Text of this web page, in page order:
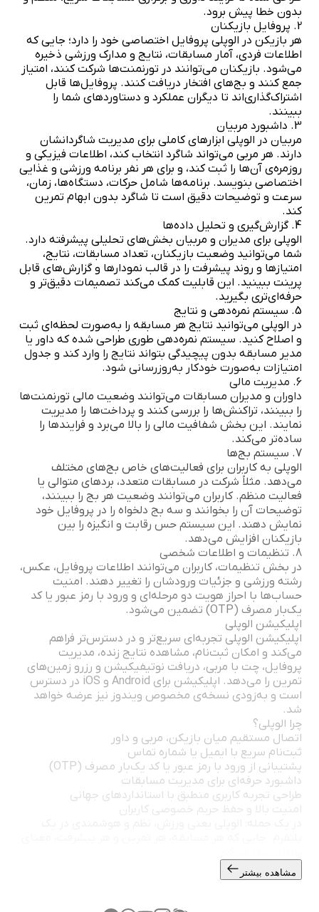
بدون خطا پیش برود.
2. پروفایل بازیکنان
هر بازیکن در الوپلی پروفایل اختصاصی خود را دارد؛ جایی که
اطلاعات فردی، آمار مسابقات، نتایج و مدارک ورزشی ذخیره
می‌شود. بازیکنان می‌توانند در تورنمنت‌ها شرکت کنند، امتیاز
جمع کنند و بج‌های افتخار دریافت کنند. پروفایل‌ها قابل
اشتراک‌گذاری‌اند تا دیگران عملکرد و دستاوردهای شما را
ببینند.
3. داشبورد مربیان
مربیان در الوپلی ابزارهای کاملی برای مدیریت شاگردانشان
دارند. هر مربی می‌تواند شاگرد انتخاب کند، اطلاعات فیزیکی و
روزمره‌ی آن‌ها را ثبت کند، و برای هر نفر برنامه ورزشی و غذایی
اختصاصی بنویسد. برنامه‌ها شامل حرکات، دستگاه‌ها، زمان،
سرعت و توضیحات دقیق است تا شاگرد بدون ابهام تمرین
کند.
4. گزارش‌گیری و تحلیل داده‌ها
الوپلی برای مدیران و مربیان بخش‌های تحلیلی پیشرفته دارد.
شما می‌توانید وضعیت بازیکنان، تعداد مسابقات، نتایج،
امتیازها و روند پیشرفت را در قالب نمودارها و گزارش‌های قابل
پرینت ببینید. این قابلیت کمک می‌کند تصمیمات دقیق‌تر و
حرفه‌ای‌تری بگیرید.
5. سیستم نمره‌دهی و نتایج
در الوپلی می‌توانید نتایج هر مسابقه را به‌صورت لحظه‌ای ثبت
و اصلاح کنید. سیستم نمره‌دهی طوری طراحی شده که داور یا
مدیر مسابقه بدون پیچیدگی بتواند نتایج را وارد کند و جدول
امتیازات به‌صورت خودکار به‌روزرسانی شود.
6. مدیریت مالی
داوران و مدیران مسابقات می‌توانند وضعیت مالی تورنمنت‌ها
را ببینند، تراکنش‌ها را بررسی کنند و پرداخت‌ها را مدیریت
نمایند. این بخش شفافیت مالی را بالا می‌برد و فرایندها را
ساده‌تر می‌کند.
7. سیستم بج‌ها
الوپلی به کاربران برای فعالیت‌های خاص بج‌های مختلف
می‌دهد. مثلاً شرکت در مسابقات متعدد، بردهای متوالی یا
فعالیت منظم. کاربران می‌توانند وضعیت هر بج را ببینند،
توضیحات آن را بخوانند و سه بج دلخواه را در پروفایل خود
نمایش دهند. این سیستم حس رقابت و انگیزه را بین
بازیکنان افزایش می‌دهد.
8. تنظیمات و اطلاعات شخصی
در بخش تنظیمات، کاربران می‌توانند اطلاعات پروفایل، عکس،
رشته ورزشی و جزئیات ورودشان را تغییر دهند. امنیت
حساب‌ها با احراز هویت دو مرحله‌ای و ورود با رمز عبور یا کد
یک‌بار مصرف (OTP) تضمین می‌شود.
اپلیکیشن الوپلی
اپلیکیشن الوپلی تجربه‌ای سریع‌تر و در دسترس‌تر فراهم
می‌کند و امکان ثبت‌نام، مشاهده نتایج زنده، مدیریت
پروفایل، چت با مربی، دریافت نوتیفیکیشن و رزرو زمین‌های
تمرین را می‌دهد. اپلیکیشن برای Android و iOS در دسترس
است و به‌زودی نسخه‌ی مخصوص ویندوز نیز عرضه خواهد
شد.
چرا الوپلی؟
اتصال مستقیم میان بازیکن، مربی و داور
ثبت‌نام سریع با ایمیل یا شماره تماس
پشتیبانی از ورود با رمز عبور یا کد یک‌بار مصرف (OTP)
داشبورد حرفه‌ای برای مدیریت مسابقات
طراحی تجربه کاربری منطبق با استانداردهای جهانی
امنیت بالا و حفظ حریم خصوصی کاربران
مشاهده بیشتر